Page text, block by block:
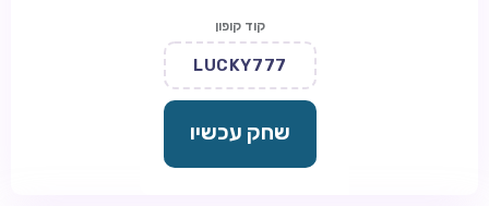
קוד קופון
LUCKY777
שחק עכשיו